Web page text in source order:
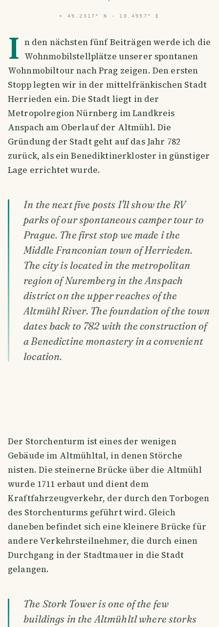
⌖ 49.2317° N · 10.4957° E
I n den nächsten fünf Beiträgen werde ich die
Wohnmobilstellplätze unserer spontanen
Wohnmobiltour nach Prag zeigen. Den ersten
Stopp legten wir in der mittelfränkischen Stadt
Herrieden ein. Die Stadt liegt in der
Metropolregion Nürnberg im Landkreis
Anspach am Oberlauf der Altmühl. Die
Gründung der Stadt geht auf das Jahr 782
zurück, als ein Benediktinerkloster in günstiger
Lage errichtet wurde.
In the next five posts I'll show the RV
parks of our spontaneous camper tour to
Prague. The first stop we made i the
Middle Franconian town of Herrieden.
The city is located in the metropolitan
region of Nuremberg in the Anspach
district on the upper reaches of the
Altmühl River. The foundation of the town
dates back to 782 with the construction of
a Benedictine monastery in a convenient
location.
Der Storchenturm ist eines der wenigen
Gebäude im Altmühltal, in denen Störche
nisten. Die steinerne Brücke über die Altmühl
wurde 1711 erbaut und dient dem
Kraftfahrzeugverkehr, der durch den Torbogen
des Storchenturms geführt wird. Gleich
daneben befindet sich eine kleinere Brücke für
andere Verkehrsteilnehmer, die durch einen
Durchgang in der Stadtmauer in die Stadt
gelangen.
The Stork Tower is one of the few
buildings in the Altmühltl where storks